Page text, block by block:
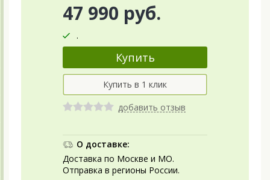
47 990 руб.
.
добавить отзыв
О доставке:
Доставка по Москве и МО.
Отправка в регионы России.